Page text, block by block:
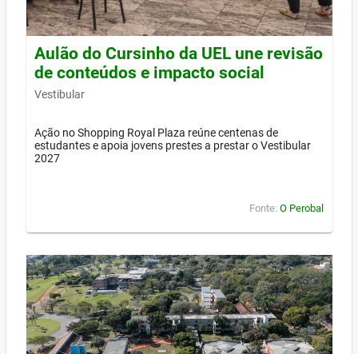
Aulão do Cursinho da UEL une revisão
de conteúdos e impacto social
Vestibular
Ação no Shopping Royal Plaza reúne centenas de
estudantes e apoia jovens prestes a prestar o Vestibular
2027
Fonte: O Perobal